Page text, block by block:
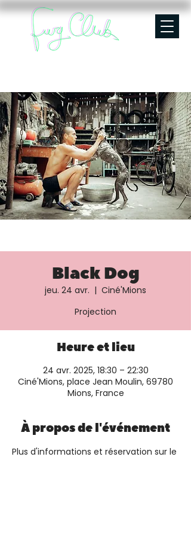
Black Dog
jeu. 24 avr.
  |
Ciné'Mions
Projection
Heure et lieu
24 avr. 2025, 18:30 – 22:30
Ciné'Mions, place Jean Moulin, 69780
Mions, France
À propos de l'événement
Plus d'informations et réservation sur le